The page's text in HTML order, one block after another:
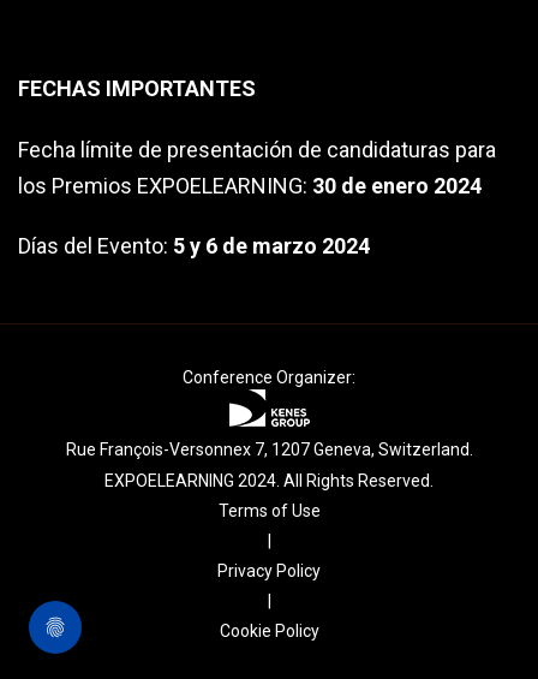
FECHAS IMPORTANTES
Fecha límite de presentación de candidaturas para
los Premios EXPOELEARNING: 30 de enero 2024
Días del Evento: 5 y 6 de marzo 2024
Conference Organizer:
Rue François-Versonnex 7, 1207 Geneva, Switzerland.
EXPOELEARNING 2024. All Rights Reserved.
Terms of Use
Privacy Policy
Cookie Policy